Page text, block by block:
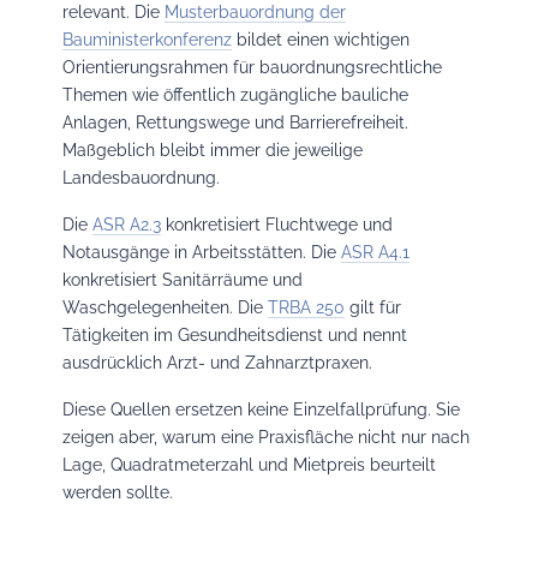
relevant. Die Musterbauordnung der
Bauministerkonferenzbildet einen wichtigen
Orientierungsrahmen für bauordnungsrechtliche
Themen wie öffentlich zugängliche bauliche
Anlagen, Rettungswege und Barrierefreiheit.
Maßgeblich bleibt immer die jeweilige
Landesbauordnung.
Die ASR A2.3konkretisiert Fluchtwege und
Notausgänge in Arbeitsstätten. Die ASR A4.1
konkretisiert Sanitärräume und
Waschgelegenheiten. Die TRBA 250 gilt für
Tätigkeiten im Gesundheitsdienst und nennt
ausdrücklich Arzt- und Zahnarztpraxen.
Diese Quellen ersetzen keine Einzelfallprüfung. Sie
zeigen aber, warum eine Praxisfläche nicht nur nach
Lage, Quadratmeterzahl und Mietpreis beurteilt
werden sollte.